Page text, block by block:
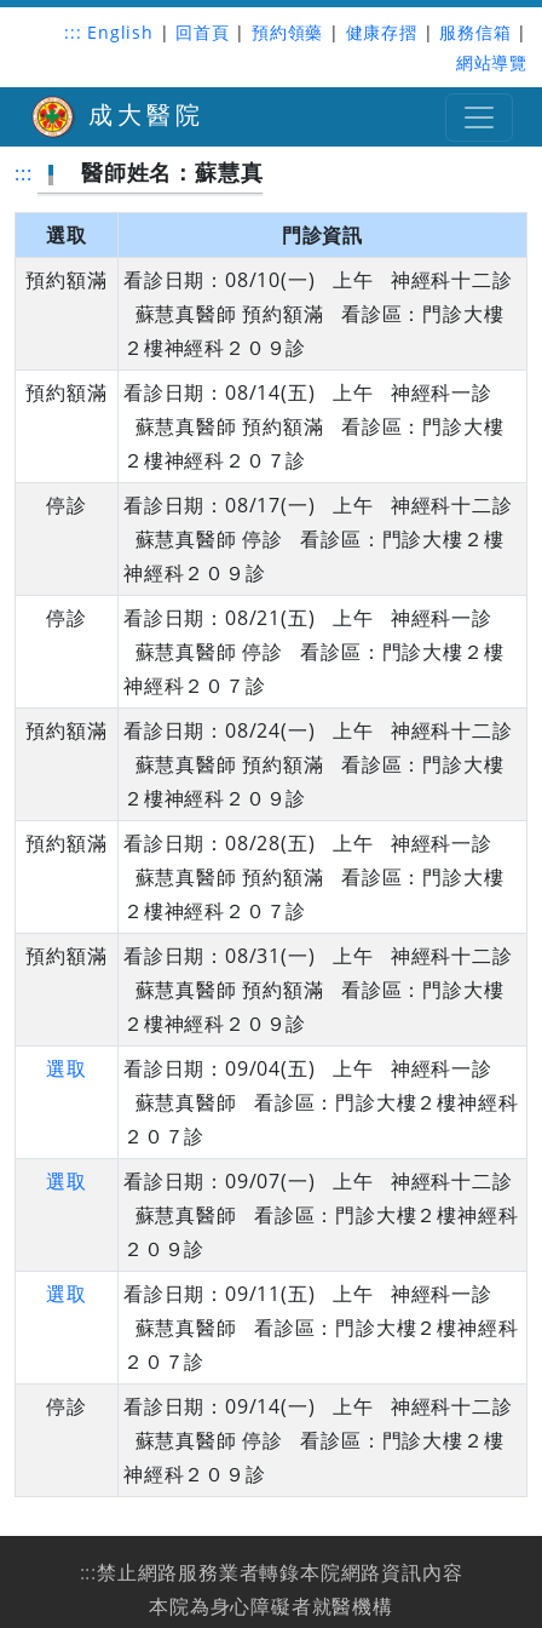
::: English | 回首頁 | 預約領藥 | 健康存摺 | 服務信箱 |
網站導覽
成大醫院
::: 醫師姓名：蘇慧真
選取
門診資訊
預約額滿
看診日期：08/10(一) 上午 神經科十二診
蘇慧真醫師 預約額滿 看診區：門診大樓
２樓神經科２０９診
預約額滿
看診日期：08/14(五) 上午 神經科一診
蘇慧真醫師 預約額滿 看診區：門診大樓
２樓神經科２０７診
停診
看診日期：08/17(一) 上午 神經科十二診
蘇慧真醫師 停診 看診區：門診大樓２樓
神經科２０９診
停診
看診日期：08/21(五) 上午 神經科一診
蘇慧真醫師 停診 看診區：門診大樓２樓
神經科２０７診
預約額滿
看診日期：08/24(一) 上午 神經科十二診
蘇慧真醫師 預約額滿 看診區：門診大樓
２樓神經科２０９診
預約額滿
看診日期：08/28(五) 上午 神經科一診
蘇慧真醫師 預約額滿 看診區：門診大樓
２樓神經科２０７診
預約額滿
看診日期：08/31(一) 上午 神經科十二診
蘇慧真醫師 預約額滿 看診區：門診大樓
２樓神經科２０９診
選取
看診日期：09/04(五) 上午 神經科一診
蘇慧真醫師 看診區：門診大樓２樓神經科
２０７診
選取
看診日期：09/07(一) 上午 神經科十二診
蘇慧真醫師 看診區：門診大樓２樓神經科
２０９診
選取
看診日期：09/11(五) 上午 神經科一診
蘇慧真醫師 看診區：門診大樓２樓神經科
２０７診
停診
看診日期：09/14(一) 上午 神經科十二診
蘇慧真醫師 停診 看診區：門診大樓２樓
神經科２０９診
:::禁止網路服務業者轉錄本院網路資訊內容
本院為身心障礙者就醫機構